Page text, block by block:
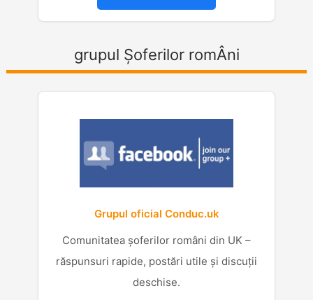
grupul Șoferilor romÂni
Grupul oficial Conduc.uk
Comunitatea șoferilor români din UK –
răspunsuri rapide, postări utile și discuții
deschise.